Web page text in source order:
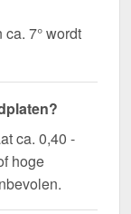
7° wordt
ca. 0,40 -
hoge